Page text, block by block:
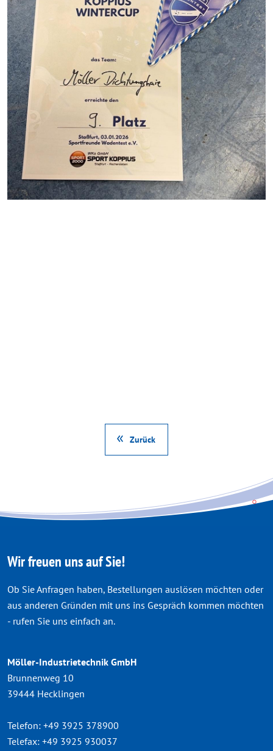
Zurück
Wir freuen uns auf Sie!
Ob Sie Anfragen haben, Bestellungen auslösen möchten oder
aus anderen Gründen mit uns ins Gespräch kommen möchten
- rufen Sie uns einfach an.
Möller-Industrietechnik GmbH
Brunnenweg 10
39444 Hecklingen
Telefon: +49 3925 378900
Telefax: +49 3925 930037